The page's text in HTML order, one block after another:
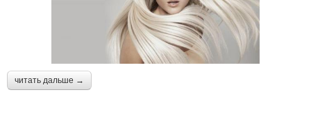
читать дальше →